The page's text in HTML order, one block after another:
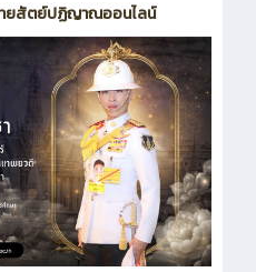
ายสัตย์ปฏิญาณออนไลน์